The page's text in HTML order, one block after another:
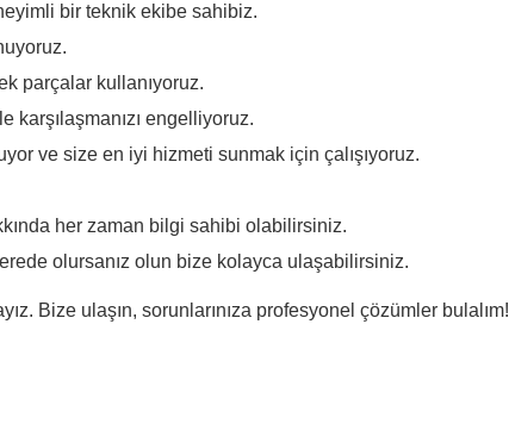
bir teknik ekibe sahibiz.
parçalar kullanıyoruz.
karşılaşmanızı engelliyoruz.
ve size en iyi hizmeti sunmak için çalışıyoruz.
her zaman bilgi sahibi olabilirsiniz.
olursanız olun bize kolayca ulaşabilirsiniz.
Bize ulaşın, sorunlarınıza profesyonel çözümler bulalım!